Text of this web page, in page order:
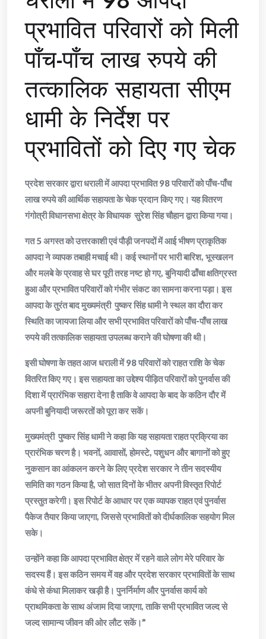
प्रभावित परिवारों को मिली
पाँच-पाँच लाख रुपये की
तत्कालिक सहायता सीएम
धामी के निर्देश पर
प्रभावितों को दिए गए चेक
प्रदेश सरकार द्वारा धराली में आपदा प्रभावित 98 परिवारों को पाँच-पाँच
लाख रुपये की आर्थिक सहायता के चेक प्रदान किए गए। यह वितरण
गंगोत्री विधानसभा क्षेत्र के विधायक सुरेश सिंह चौहान द्वारा किया गया।
गत 5 अगस्त को उत्तरकाशी एवं पौड़ी जनपदों में आई भीषण प्राकृतिक
आपदा ने व्यापक तबाही मचाई थी। कई स्थानों पर भारी बारिश, भूस्खलन
और मलबे के प्रवाह से घर पूरी तरह नष्ट हो गए, बुनियादी ढाँचा क्षतिग्रस्त
हुआ और प्रभावित परिवारों को गंभीर संकट का सामना करना पड़ा। इस
आपदा के तुरंत बाद मुख्यमंत्री पुष्कर सिंह धामी ने स्थल का दौरा कर
स्थिति का जायजा लिया और सभी प्रभावित परिवारों को पाँच-पाँच लाख
रुपये की तत्कालिक सहायता उपलब्ध कराने की घोषणा की थी।
इसी घोषणा के तहत आज धराली में 98 परिवारों को राहत राशि के चेक
वितरित किए गए। इस सहायता का उद्देश्य पीड़ित परिवारों को पुनर्वास की
दिशा में प्रारंभिक सहारा देना है ताकि वे आपदा के बाद के कठिन दौर में
अपनी बुनियादी जरूरतों को पूरा कर सकें।
मुख्यमंत्री पुष्कर सिंह धामी ने कहा कि यह सहायता राहत प्रक्रिया का
प्रारंभिक चरण है। भवनों, आवासों, होमस्टे, पशुधन और बागानों को हुए
नुकसान का आंकलन करने के लिए प्रदेश सरकार ने तीन सदस्यीय
समिति का गठन किया है, जो सात दिनों के भीतर अपनी विस्तृत रिपोर्ट
प्रस्तुत करेगी। इस रिपोर्ट के आधार पर एक व्यापक राहत एवं पुनर्वास
पैकेज तैयार किया जाएगा, जिससे प्रभावितों को दीर्घकालिक सहयोग मिल
सके।
उन्होंने कहा कि आपदा प्रभावित क्षेत्र में रहने वाले लोग मेरे परिवार के
सदस्य हैं। इस कठिन समय में वह और प्रदेश सरकार प्रभावितों के साथ
कंधे से कंधा मिलाकर खड़ी है। पुनर्निर्माण और पुनर्वास कार्य को
प्राथमिकता के साथ अंजाम दिया जाएगा, ताकि सभी प्रभावित जल्द से
जल्द सामान्य जीवन की ओर लौट सकें।”